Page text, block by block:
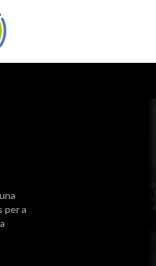
per a